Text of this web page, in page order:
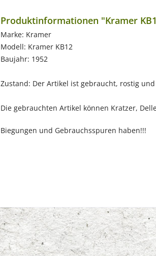
Produktinformationen "Kramer
Marke: Kramer
Modell: Kramer KB12
Baujahr: 1952
Zustand: Der Artikel ist gebraucht, rostig
Die gebrauchten Artikel können Kratzer,
Biegungen und Gebrauchsspuren haben!!!